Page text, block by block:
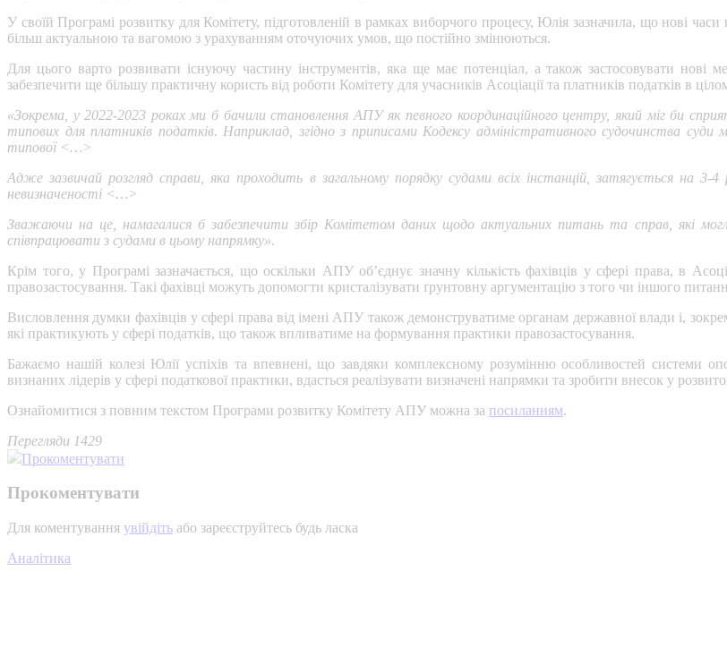
У своїй Програмі розвитку для Комітету, підготовленій в рамках виборчого процесу, Юлія зазначила, що нові
більш актуальною та вагомою з урахуванням оточуючих умов, що постійно змінюються.
Для цього варто розвивати існуючу частину інструментів, яка ще має потенціал, а також застосовувати
забезпечити ще більшу практичну користь від роботи Комітету для учасників Асоціації та платників податків в
«Зокрема, у 2022-2023 роках ми б бачили становлення АПУ як певного координаційного центру, який міг би
типових для платників податків. Наприклад, згідно з приписами Кодексу адміністративного судочинства
типової <…>
Адже зазвичай розгляд справи, яка проходить в загальному порядку судами всіх інстанцій, затягується на
невизначеності <…>
Зважаючи на це, намагалися б забезпечити збір Комітетом даних щодо актуальних питань та справ, які
співпрацювати з судами в цьому напрямку».
Крім того, у Програмі зазначається, що оскільки АПУ об’єднує значну кількість фахівців у сфері права, в
правозастосування. Такі фахівці можуть допомогти кристалізувати ґрунтовну аргументацію з того чи іншого
Висловлення думки фахівців у сфері права від імені АПУ також демонструватиме органам державної влади і,
які практикують у сфері податків, що також впливатиме на формування практики правозастосування.
Бажаємо нашій колезі Юлії успіхів та впевнені, що завдяки комплексному розумінню особливостей системи
визнаних лідерів у сфері податкової практики, вдасться реалізувати визначені напрямки та зробити внесок у
Ознайомитися з повним текстом Програми розвитку Комітету АПУ можна за посиланням.
Перегляди 1429
Прокоментувати
Прокоментувати
Для коментування увійдіть або зареєструйтесь будь ласка
Аналітика